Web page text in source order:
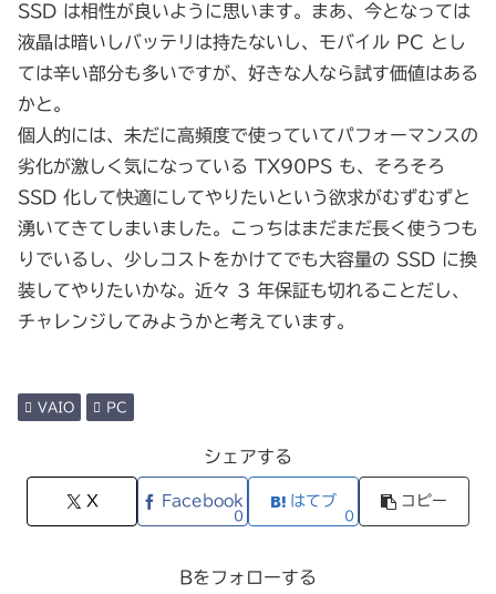
SSD は相性が良いように思います。まあ、今となっては
液晶は暗いしバッテリは持たないし、モバイル PC とし
ては辛い部分も多いですが、好きな人なら試す価値はある
かと。
個人的には、未だに高頻度で使っていてパフォーマンスの
劣化が激しく気になっている TX90PS も、そろそろ
SSD 化して快適にしてやりたいという欲求がむずむずと
湧いてきてしまいました。こっちはまだまだ長く使うつも
りでいるし、少しコストをかけてでも大容量の SSD に換
装してやりたいかな。近々 3 年保証も切れることだし、
チャレンジしてみようかと考えています。
VAIO PC
シェアする
X Facebook
0
はてブ
0
コピー
Bをフォローする